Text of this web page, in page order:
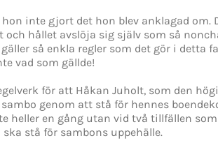
inte gjort det hon blev anklagad om.
hållet avslöja sig själv som så
så enkla regler som det gör i detta
vad som gällde!
för att Håkan Juholt, som den
genom att stå för hennes
heller en gång utan vid två tillfällen
stå för sambons uppehälle.